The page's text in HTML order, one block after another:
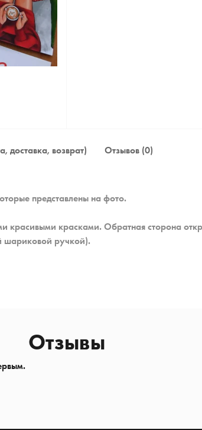
доставка, возврат) Отзывов (0)
представлены на фото.
красивыми красками. Обратная сторона
шариковой ручкой).
Отзывы